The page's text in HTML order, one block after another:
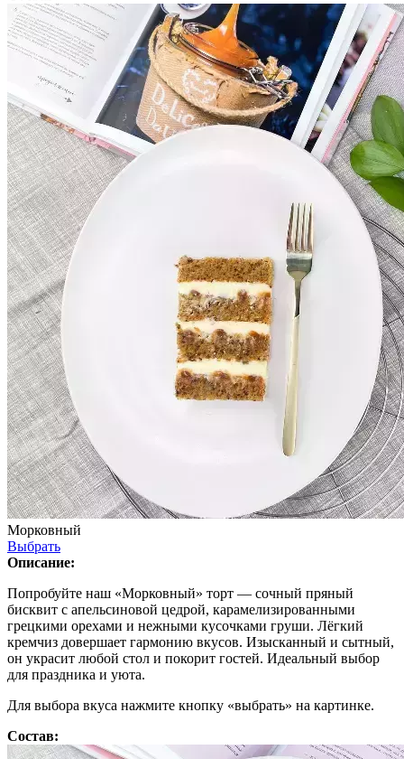
Морковный
Выбрать
Описание:
Попробуйте наш «Морковный» торт — сочный пряный
бисквит с апельсиновой цедрой, карамелизированными
грецкими орехами и нежными кусочками груши. Лёгкий
кремчиз довершает гармонию вкусов. Изысканный и сытный,
он украсит любой стол и покорит гостей. Идеальный выбор
для праздника и уюта.
Для выбора вкуса нажмите кнопку «выбрать» на картинке.
Состав: